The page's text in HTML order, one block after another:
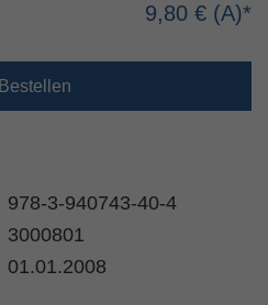
9,80 €
Bestellen
978-3-940743-40-4
3000801
01.01.2008